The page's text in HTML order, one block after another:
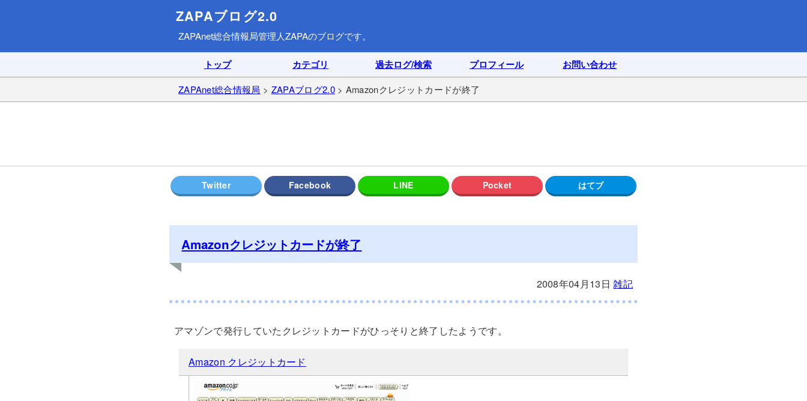
ZAPAブログ2.0
ZAPAnet総合情報局管理人ZAPAのブログです。
トップ カテゴリ 過去ログ/検索 プロフィール お問い合わせ
ZAPAnet総合情報局 > ZAPAブログ2.0> Amazonクレジットカードが終了
Amazonクレジットカードが終了
2008年04月13日雑記
アマゾンで発行していたクレジットカードがひっそりと終了したようです。
Amazon クレジットカード